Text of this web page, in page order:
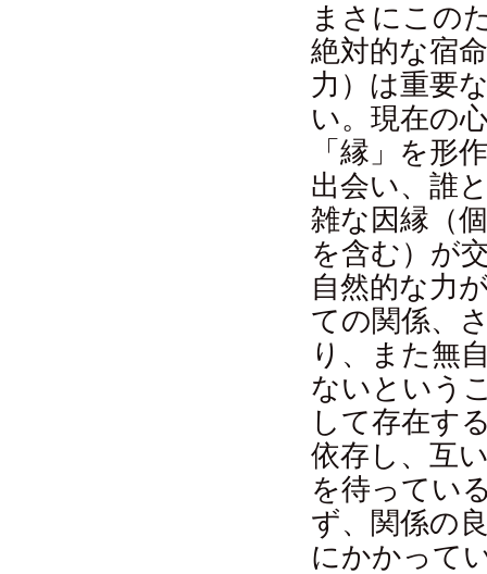
まさにこの
絶対的な宿
力）は重要
い。現在の
「縁」を形
出会い、誰
雑な因縁（
を含む）が
自然的な力
ての関係、
り、また無
ないという
して存在す
依存し、互
を待ってい
ず、関係の
にかかって